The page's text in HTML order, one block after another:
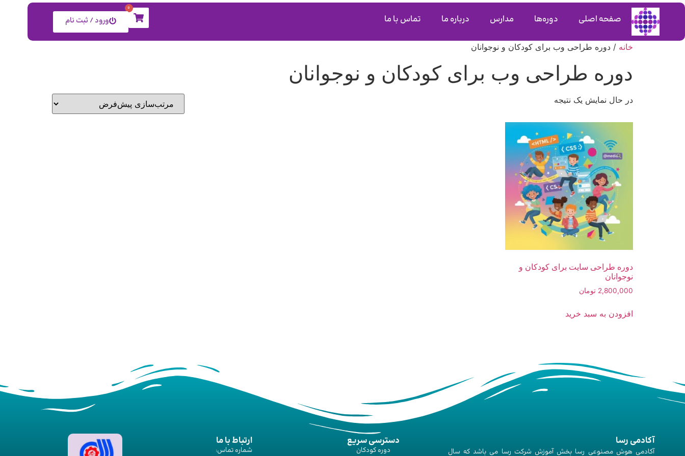
صفحه اصلی دوره‌ها مدارس درباره ما تماس با ما
0
ورود / ثبت نام
خانه / دوره طراحی وب برای کودکان و نوجوانان
دوره طراحی وب برای کودکان و نوجوانان
در حال نمایش یک نتیجه
دوره طراحی سایت برای کودکان و
نوجوانان
2,800,000 تومان
افزودن به سبد خرید
آکادمی رسا
آکادمی هوش مصنوعی رسا بخش آموزش شرکت رسا می باشد که سال
دسترسی سریع
دوره‌ کودکان
ارتباط با ما
شماره تماس: